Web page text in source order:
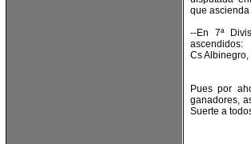
que ascienda
--En 7ª
ascendidos:
Cs
Pues por
ganadores,
Suerte a